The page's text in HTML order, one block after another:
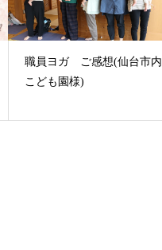
職員ヨガ ご感想(仙台市内
こども園様)